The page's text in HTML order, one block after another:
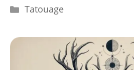
Catégories
Tatouage